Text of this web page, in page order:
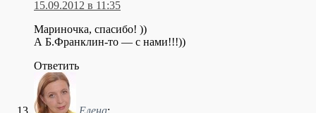
15.09.2012 в 11:35
Мариночка, спасибо! ))
А Б.Франклин-то — с нами!!!))
Ответить